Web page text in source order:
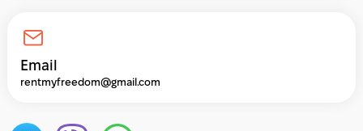
Email
rentmyfreedom@gmail.com